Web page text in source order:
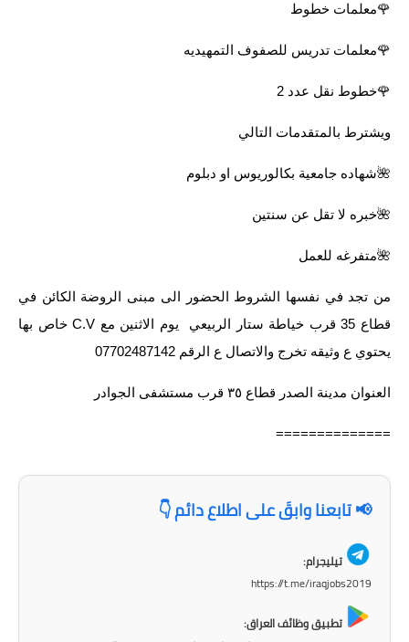
🌹معلمات خطوط
🌹معلمات تدريس للصفوف التمهيديه
🌹خطوط نقل عدد 2
ويشترط بالمتقدمات التالي
🌺شهاده جامعية بكالوريوس او دبلوم
🌺خبره لا تقل عن سنتين
🌺متفرغه للعمل
من تجد في نفسها الشروط الحضور الى مبنى الروضة الكائن في
قطاع 35 قرب خياطة ستار الربيعي يوم الاثنين مع C.V خاص بها
يحتوي ع وثيقه تخرج والاتصال ع الرقم 07702487142
العنوان مدينة الصدر قطاع ٣٥ قرب مستشفى الجوادر
==============
📢 تابعنا وابقَ على اطلاع دائم 👇
تيليجرام:
https://t.me/iraqjobs2019
تطبيق وظائف العراق: